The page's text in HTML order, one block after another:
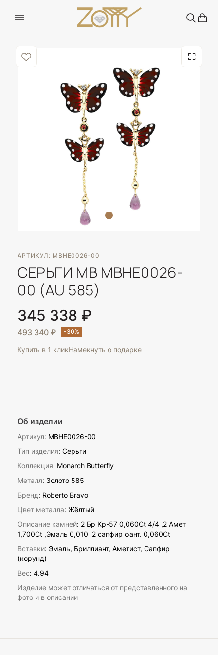
АРТИКУЛ: MBHE0026-00
СЕРЬГИ MB MBHE0026-
00 (AU 585)
345 338 ₽
493 340 ₽
Купить в 1 кликНамекнуть о подарке
Об изделии
Артикул: MBHE0026-00
Тип изделия: Серьги
Коллекция: Monarch Butterfly
Металл: Золото 585
Бренд: Roberto Bravo
Цвет металла: Жёлтый
Описание камней: 2 Бр Кр-57 0,060Ct 4/4 ,2 Амет
1,700Ct ,Эмаль 0,010 ,2 сапфир фант. 0,060Ct
Вставки: Эмаль, Бриллиант, Аметист, Сапфир
(корунд)
Вес: 4.94
Изделие может отличаться от представленного на
фото и в описании